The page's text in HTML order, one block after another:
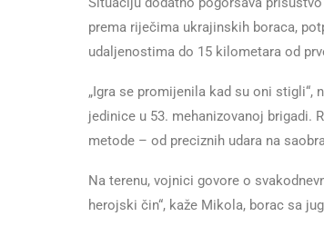
prema riječima ukrajinskih boraca,
udaljenostima do 15 kilometara od
„Igra se promijenila kad su oni
jedinice u 53. mehanizovanoj
metode – od preciznih udara na
Na terenu, vojnici govore o
herojski čin“, kaže Mikola, borac sa